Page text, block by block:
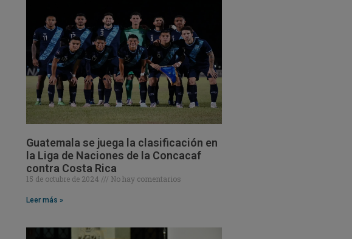
Guatemala se juega la clasificación en
la Liga de Naciones de la Concacaf
contra Costa Rica
15 de octubre de 2024 No hay comentarios
Leer más »